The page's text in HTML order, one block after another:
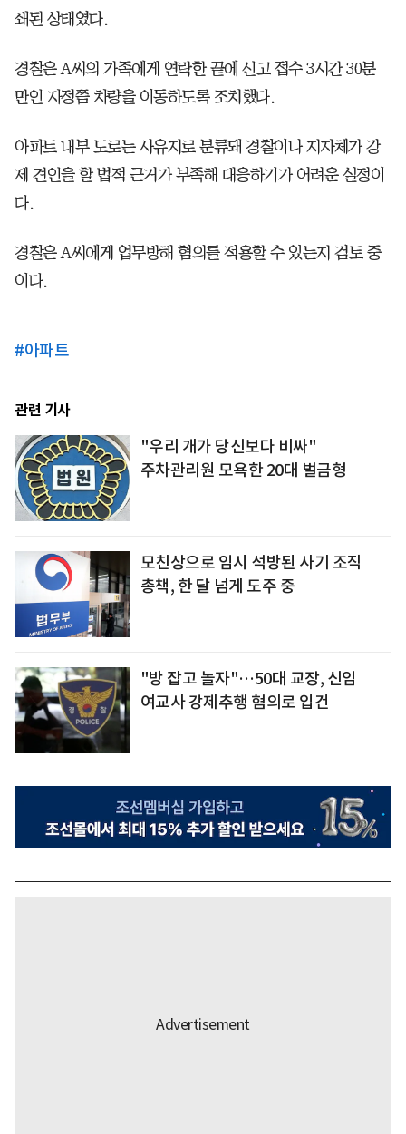
쇄된 상태였다.
경찰은 A씨의 가족에게 연락한 끝에 신고 접수 3시간 30분
만인 자정쯤 차량을 이동하도록 조치했다.
아파트 내부 도로는 사유지로 분류돼 경찰이나 지자체가 강
제 견인을 할 법적 근거가 부족해 대응하기가 어려운 실정이
다.
경찰은 A씨에게 업무방해 혐의를 적용할 수 있는지 검토 중
이다.
#아파트
관련 기사
"우리 개가 당신보다 비싸"
주차관리원 모욕한 20대 벌금형
모친상으로 임시 석방된 사기 조직
총책, 한 달 넘게 도주 중
"방 잡고 놀자"…50대 교장, 신임
여교사 강제추행 혐의로 입건